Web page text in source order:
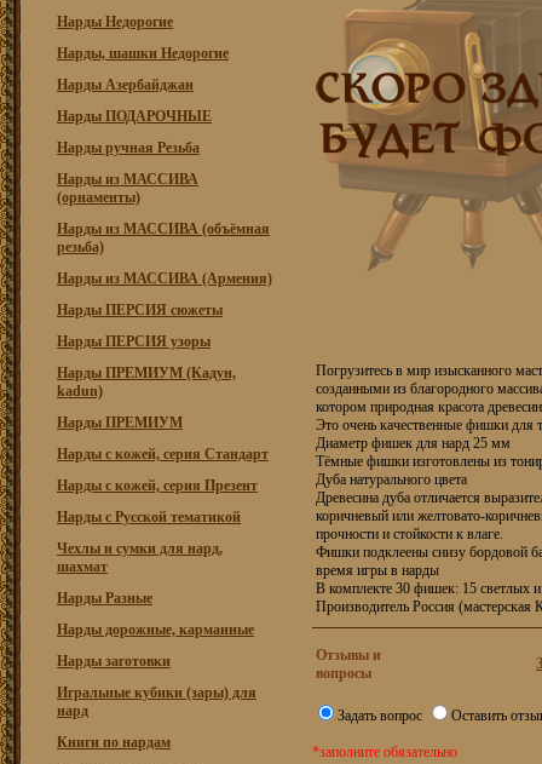
Нарды Недорогие
Нарды, шашки Недорогие
Нарды Азербайджан
Нарды ПОДАРОЧНЫЕ
Нарды ручная Резьба
Нарды из МАССИВА
(орнаменты)
Нарды из МАССИВА (объёмная
резьба)
Нарды из МАССИВА (Армения)
Нарды ПЕРСИЯ сюжеты
Нарды ПЕРСИЯ узоры
Нарды ПРЕМИУМ (Кадун,
kadun)
Нарды ПРЕМИУМ
Нарды с кожей, серия Стандарт
Нарды с кожей, серия Презент
Нарды с Русской тематикой
Чехлы и сумки для нард,
шахмат
Нарды Разные
Нарды дорожные, карманные
Нарды заготовки
Игральные кубики (зары) для
нард
Книги по нардам
Погрузитесь в мир изысканного
созданными из благородного
котором природная красота
Это очень качественные фишки для
Диаметр фишек для нард 25 мм
Тёмные фишки изготовлены из
Дуба натурального цвета
Древесина дуба отличается
коричневый или желтовато-
прочности и стойкости к влаге.
Фишки подклеены снизу бордовой
время игры в нарды
В комплекте 30 фишек: 15 светлых
Производитель Россия (мастерская
Отзывы и
вопросы
Задать вопрос Оставить
*заполните обязательно